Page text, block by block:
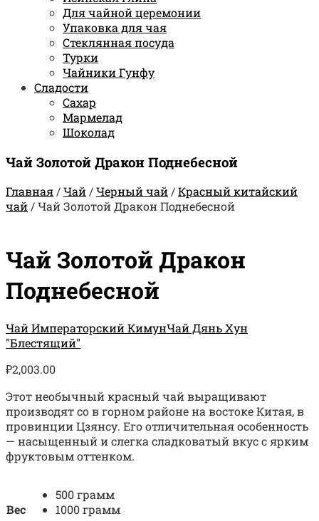
Для чайной церемонии
Упаковка для чая
Стеклянная посуда
Турки
Чайники Гунфу
Сладости
Сахар
Мармелад
Шоколад
Чай Золотой Дракон Поднебесной
Главная/Чай/Черный чай/Красный китайский
чай/Чай Золотой Дракон Поднебесной
Чай Золотой Дракон
Поднебесной
Чай Императорский КимунЧай Дянь Хун
"Блестящий"
₽2,003.00
Этот необычный красный чай выращивают
производят со в горном районе на востоке Китая, в
провинции Цзянсу. Его отличительная особенность
— насыщенный и слегка сладковатый вкус с ярким
фруктовым оттенком.
Вес
500 грамм
1000 грамм